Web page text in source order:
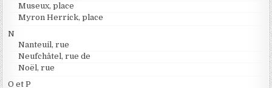
Museux, place
Myron Herrick, place
N
Nanteuil, rue
Neufchâtel, rue de
Noël, rue
O et P